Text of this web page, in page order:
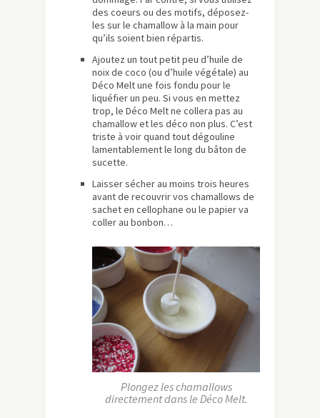
des coeurs ou des motifs, déposez-
les sur le chamallow à la main pour
qu’ils soient bien répartis.
Ajoutez un tout petit peu d’huile de
noix de coco (ou d’huile végétale) au
Déco Melt une fois fondu pour le
liquéfier un peu. Si vous en mettez
trop, le Déco Melt ne collera pas au
chamallow et les déco non plus. C’est
triste à voir quand tout dégouline
lamentablement le long du bâton de
sucette.
Laisser sécher au moins trois heures
avant de recouvrir vos chamallows de
sachet en cellophane ou le papier va
coller au bonbon…
Plongez les chamallows
directement dans le Déco Melt.